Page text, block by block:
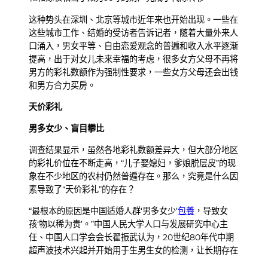
这种势头在深圳、北京等城市近年来也开始出现。一些在
这些城市工作、结婚的受访者告诉记者，随着大量外来人
口涌入，男女平等、自由恋爱观念的普遍和收入水平逐渐
提高，出于对女儿未来幸福的考虑，很多女方父母不再将
男方的彩礼数额作为强制性要求，一些女方父母还会出钱
和男方合力买房。
天价彩礼
男多女少、盲目攀比
调查结果显示，虽然各地彩礼数额差异大，但大部分地区
的彩礼价位在不断走高，“儿子娶媳妇，爹娘脱层皮”的现
象在不少地区的农村仍然普遍存在。那么，究竟是什么因
素导致了“天价彩礼”的存在？
“最根本的原因是中国适婚人群‘男多女少’包養 ，导致女
孩‘物以稀为贵’。”中国人民大学人口与发展研究中心主
任、中国人口学会会长翟振武认为，20世纪80年代中期
超声波技术兴起并开始用于生男生女的检测，让长期存在